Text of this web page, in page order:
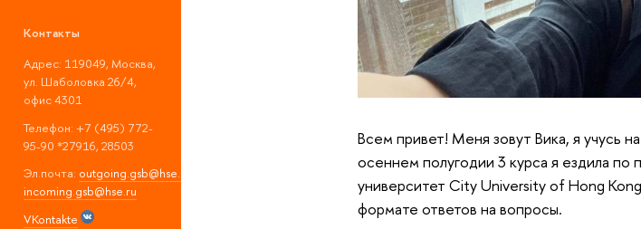
Контакты
Адрес: 119049, Москва,
ул. Шаболовка 26/4,
офис 4301
Телефон: +7 (495) 772-
95-90 *27916, 28503
Эл.почта: outgoing.gsb@hse.ru
incoming.gsb@hse.ru
VKontakte
Всем привет! Меня зовут Вика, я учусь
осеннем полугодии 3 курса я ездила по
университет City University of Hong
формате ответов на вопросы.